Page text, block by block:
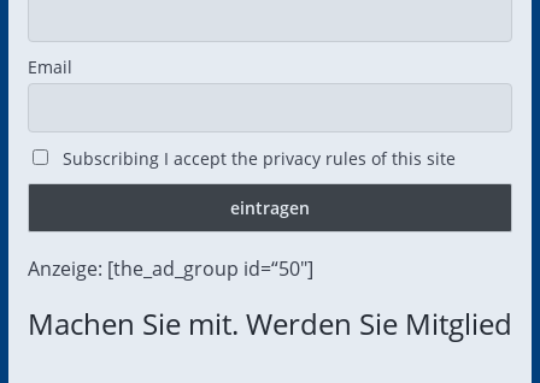
Email
Subscribing I accept the privacy rules of this site
Anzeige: [the_ad_group id=“50″]
Machen Sie mit. Werden Sie Mitglied